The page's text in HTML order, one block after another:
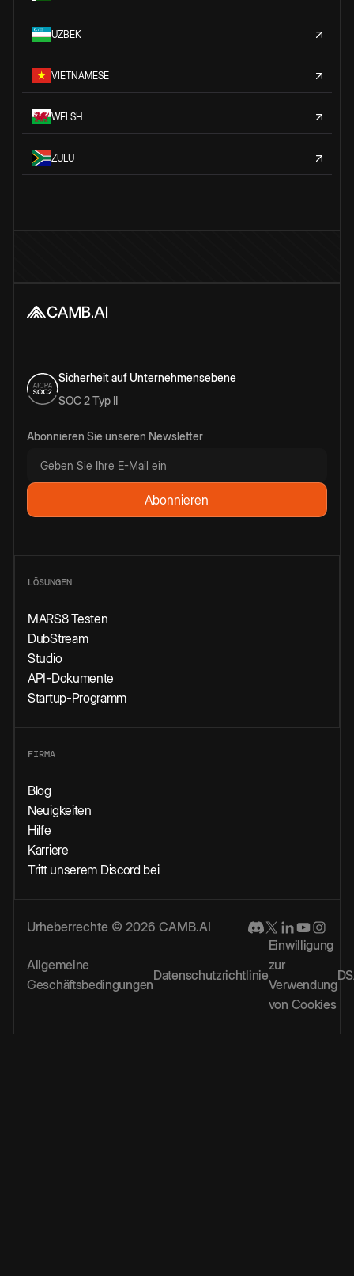
UZBEK
VIETNAMESE
WELSH
ZULU
Sicherheit auf Unternehmensebene
SOC 2 Typ II
Abonnieren Sie unseren Newsletter
LÖSUNGEN
MARS8 Testen
DubStream
Studio
API-Dokumente
Startup-Programm
FIRMA
Blog
Neuigkeiten
Hilfe
Karriere
Tritt unserem Discord bei
Urheberrechte © 2026 CAMB.AI
Allgemeine
Geschäftsbedingungen
Datenschutzrichtlinie
Einwilligung
zur
Verwendung
von Cookies